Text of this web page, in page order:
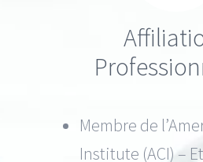
Membre de
Institute (ACI) –